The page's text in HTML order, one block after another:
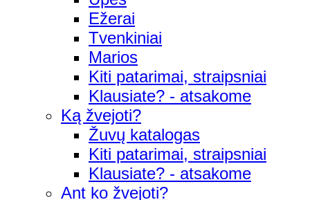
Ežerai
Tvenkiniai
Marios
Kiti patarimai, straipsniai
Klausiate? - atsakome
Ką žvejoti?
Žuvų katalogas
Kiti patarimai, straipsniai
Klausiate? - atsakome
Ant ko žvejoti?